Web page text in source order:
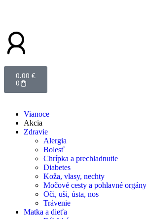
0.00 €
0
Vianoce
Akcia
Zdravie
Alergia
Bolesť
Chrípka a prechladnutie
Diabetes
Koža, vlasy, nechty
Močové cesty a pohlavné orgány
Oči, uši, ústa, nos
Trávenie
Matka a dieťa